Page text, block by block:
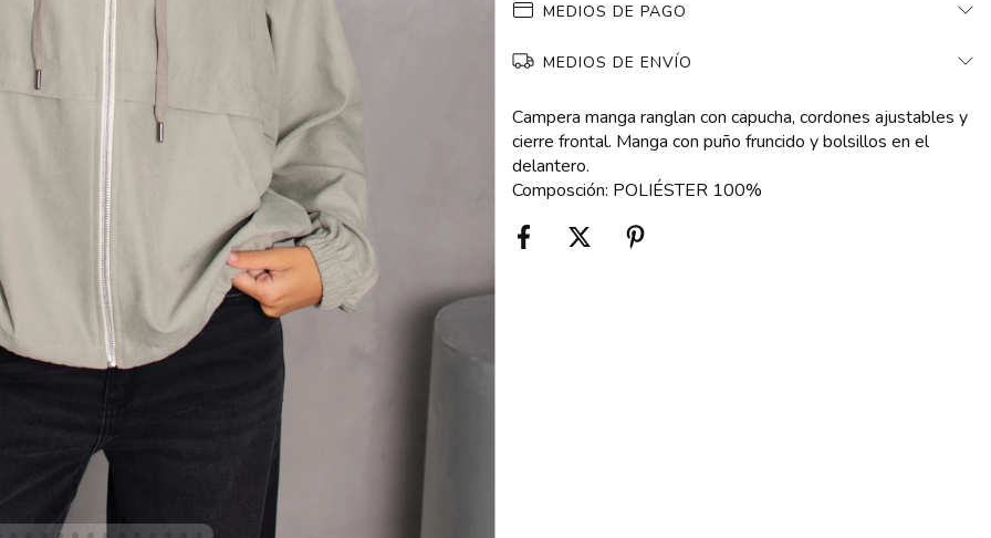
MEDIOS DE PAGO
MEDIOS DE ENVÍO
Campera manga ranglan con capucha, cordones ajustables y
cierre frontal. Manga con puño fruncido y bolsillos en el
delantero.
Composción: POLIÉSTER 100%